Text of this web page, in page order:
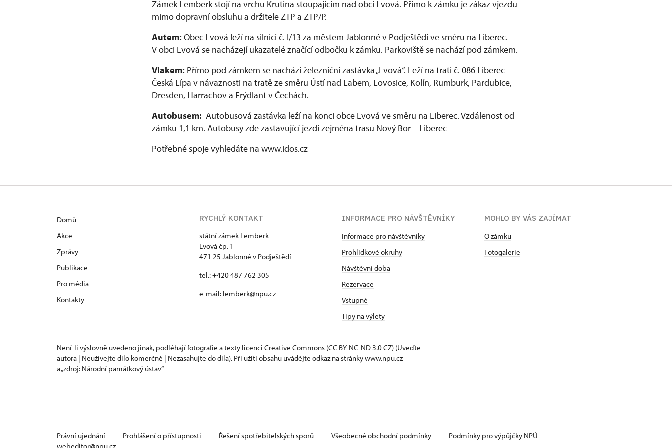
Zámek Lemberk stojí na vrchu Krutina stoupajícím nad obcí Lvová. Přímo k zámku je zákaz vjezdu
mimo dopravní obsluhu a držitele ZTP a ZTP/P.
Autem: Obec Lvová leží na silnici č. I/13 za městem Jablonné v Podještědí ve směru na Liberec.
V obci Lvová se nacházejí ukazatelé značící odbočku k zámku. Parkoviště se nachází pod zámkem.
Vlakem: Přímo pod zámkem se nachází železniční zastávka „Lvová“. Leží na trati č. 086 Liberec –
Česká Lípa v návaznosti na tratě ze směru Ústí nad Labem, Lovosice, Kolín, Rumburk, Pardubice,
Dresden, Harrachov a Frýdlant v Čechách.
Autobusem: Autobusová zastávka leží na konci obce Lvová ve směru na Liberec. Vzdálenost od
zámku 1,1 km. Autobusy zde zastavující jezdí zejména trasu Nový Bor – Liberec
Potřebné spoje vyhledáte na www.idos.cz
Domů
Akce
Zprávy
Publikace
Pro média
Kontakty
RYCHLÝ KONTAKT
státní zámek Lemberk
Lvová čp. 1
471 25 Jablonné v Podještědí
tel.: +420 487 762 305
e-mail: lemberk@npu.cz
INFORMACE PRO NÁVŠTĚVNÍKY
Informace pro návštěvníky
Prohlídkové okruhy
Návštěvní doba
Rezervace
Vstupné
Tipy na výlety
MOHLO BY VÁS ZAJÍMAT
O zámku
Fotogalerie
Není-li výslovně uvedeno jinak, podléhají fotografie a texty licenci Creative Commons (CC BY-NC-ND 3.0 CZ) (Uveďte
autora | Neužívejte dílo komerčně | Nezasahujte do díla). Při užití obsahu uvádějte odkaz na stránky www.npu.cz
a „zdroj: Národní památkový ústav“
Právní ujednání Prohlášení o přístupnosti Řešení spotřebitelských sporů Všeobecné obchodní podmínky
Podmínky pro výpůjčky NPÚ